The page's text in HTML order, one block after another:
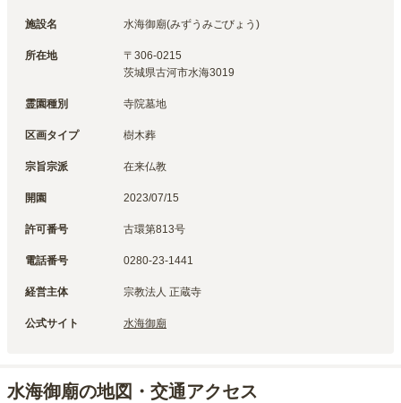
施設名 水海御廟(みずうみごびょう)
所在地 〒 306-0215
茨城県古河市水海3019
霊園種別 寺院墓地
区画タイプ 樹木葬
宗旨宗派 在来仏教
開園 2023/07/15
許可番号 古環第813号
電話番号 0280-23-1441
経営主体 宗教法人 正蔵寺
公式サイト 水海御廟
水海御廟の地図・交通アクセス